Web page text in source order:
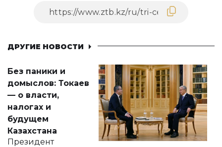
ДРУГИЕ НОВОСТИ
Без паники и
домыслов: Токаев
— о власти,
налогах и
будущем
Казахстана
Президент